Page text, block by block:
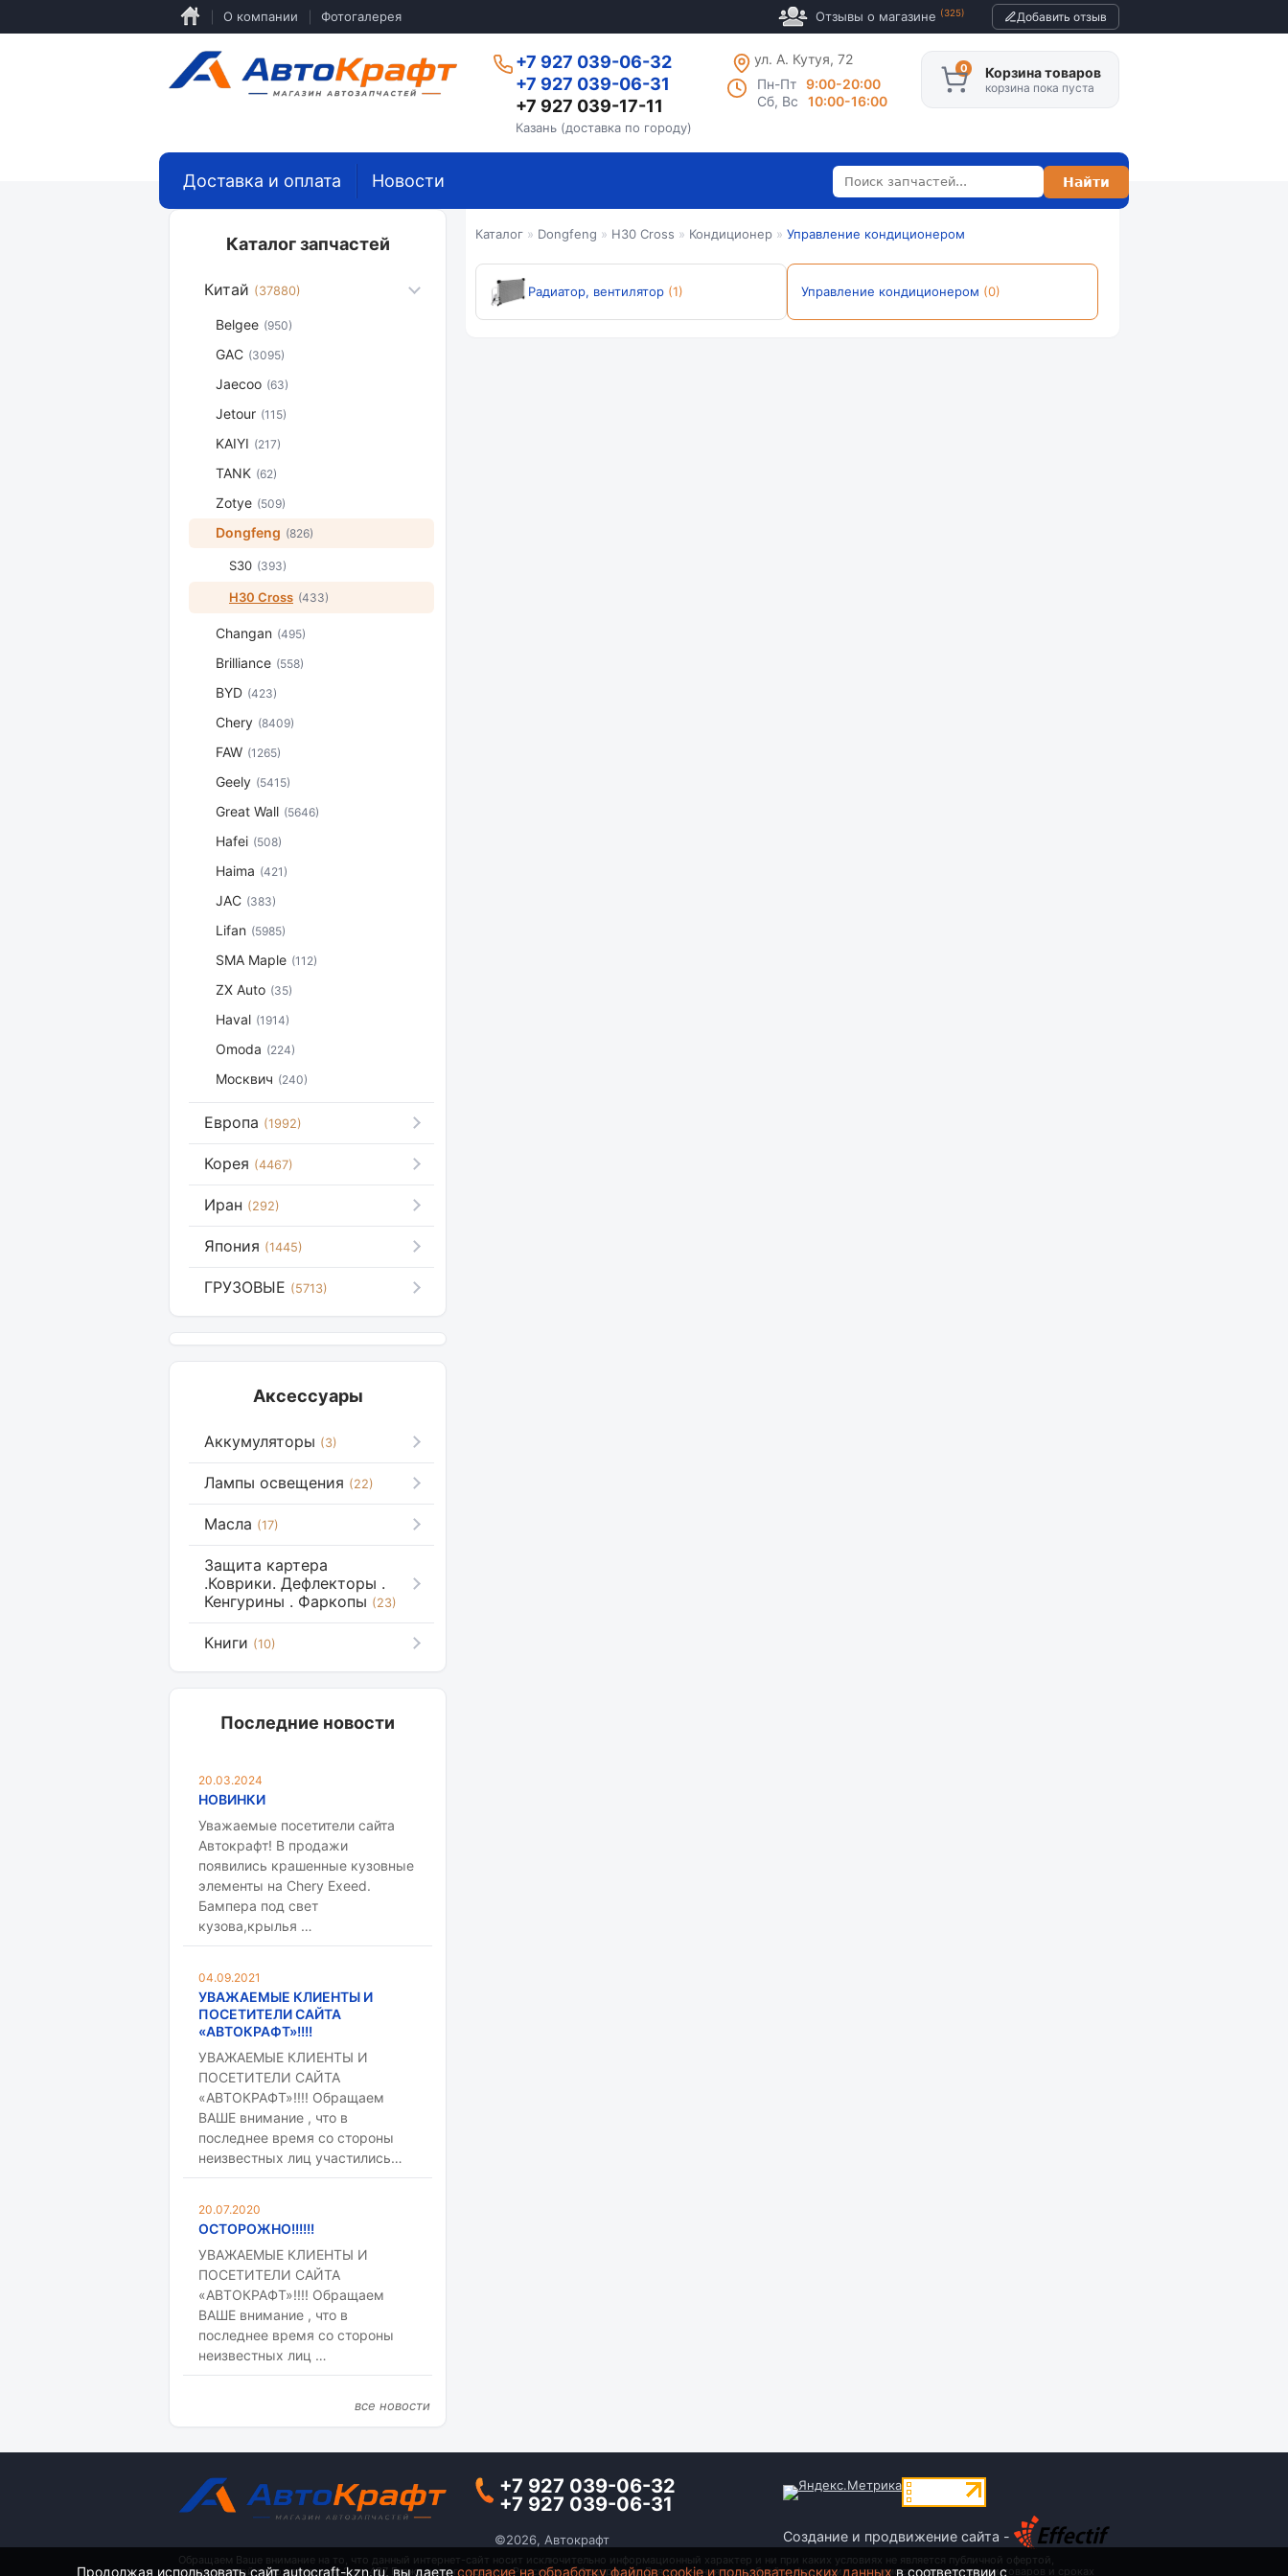
основному
О компании Фотогалерея Отзывы о магазине (325) Добавить отзыв
+7 927 039-06-32
+7 927 039-06-31
+7 927 039-17-11
Казань (доставка по городу)
ул. А. Кутуя, 72
Пн-Пт
9:00-20:00
Сб, Вс
10:00-16:00
Корзина товаров
корзина пока пуста
Каталог » Dongfeng » H30 Cross » Кондиционер » Управление кондиционером
Радиатор, вентилятор (1) Управление кондиционером (0)
Доставка и оплата Новости
Каталог запчастей
Китай (37880)
Belgee (950)
GAC (3095)
Jaecoo (63)
Jetour (115)
KAIYI (217)
TANK (62)
Zotye (509)
Dongfeng (826)
S30 (393)
H30 Cross (433)
Changan (495)
Brilliance (558)
BYD (423)
Chery (8409)
FAW (1265)
Geely (5415)
Great Wall (5646)
Hafei (508)
Haima (421)
JAC (383)
Lifan (5985)
SMA Maple (112)
ZX Auto (35)
Haval (1914)
Omoda (224)
Москвич (240)
Европа (1992)
Корея (4467)
Иран (292)
Япония (1445)
ГРУЗОВЫЕ (5713)
Аксессуары
Аккумуляторы (3)
Лампы освещения (22)
Масла (17)
Защита картера
.Коврики. Дефлекторы .
Кенгурины . Фаркопы (23)
Книги (10)
Последние новости
20.03.2024
НОВИНКИ
Уважаемые посетители сайта
Автокрафт! В продажи
появились крашенные кузовные
элементы на Chery Exeed.
Бампера под свет
кузова,крылья …
04.09.2021
УВАЖАЕМЫЕ КЛИЕНТЫ И
ПОСЕТИТЕЛИ САЙТА
«АВТОКРАФТ»!!!!
УВАЖАЕМЫЕ КЛИЕНТЫ И
ПОСЕТИТЕЛИ САЙТА
«АВТОКРАФТ»!!!! Обращаем
ВАШЕ внимание , что в
последнее время со стороны
неизвестных лиц участились…
20.07.2020
ОСТОРОЖНО!!!!!!
УВАЖАЕМЫЕ КЛИЕНТЫ И
ПОСЕТИТЕЛИ САЙТА
«АВТОКРАФТ»!!!! Обращаем
ВАШЕ внимание , что в
последнее время со стороны
неизвестных лиц …
все новости
+7 927 039-06-32
+7 927 039-06-31
©2026, Автокрафт Создание и продвижение сайта -
Обращаем Ваше внимание на то, что данный интернет-сайт носит исключительно информационный характер и ни при каких условиях не является публичной офертой,
определяемой положениями ч. 2 ст. 437 Гражданского кодекса Российской Федерации. Для получения подробной информации о стоимости, наименовании товаров и сроках
Продолжая использовать сайт autocraft-kzn.ru, вы даетесогласие на обработку файлов cookie и пользовательских данныхв соответствии с